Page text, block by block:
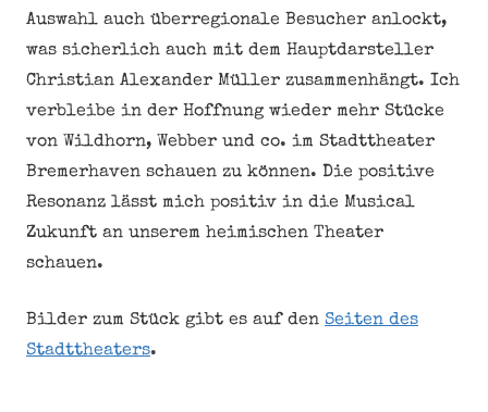
Auswahl auch überregionale Besucher anlockt,
was sicherlich auch mit dem Hauptdarsteller
Christian Alexander Müller zusammenhängt. Ich
verbleibe in der Hoffnung wieder mehr Stücke
von Wildhorn, Webber und co. im Stadttheater
Bremerhaven schauen zu können. Die positive
Resonanz lässt mich positiv in die Musical
Zukunft an unserem heimischen Theater
schauen.
Bilder zum Stück gibt es auf den Seiten des
Stadttheaters.